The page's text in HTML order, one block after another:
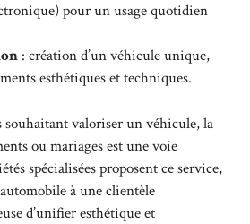
pour un usage quotidien
: création d’un véhicule unique,
esthétiques et techniques.
souhaitant valoriser un véhicule, la
ou mariages est une voie
spécialisées proposent ce service,
à une clientèle
d’unifier esthétique et